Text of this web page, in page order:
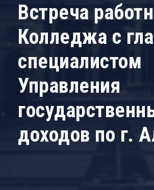
Встреча
Колледжа с
специалистом
Управления
доходов по г.